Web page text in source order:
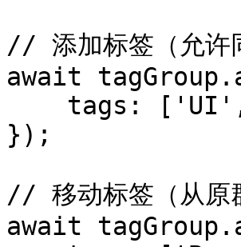
// 添加标签（允许
await
});
// 移动标签（从原
await